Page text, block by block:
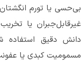
بی‌حسی یا تورم
غیرقابل‌جبران یا
دانش دقیق استفاده
مسمومیت کبدی یا